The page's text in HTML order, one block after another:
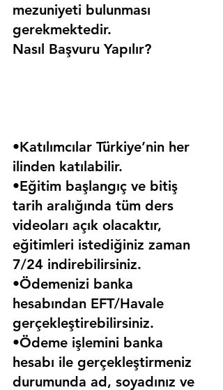
mezuniyeti bulunması
gerekmektedir.
Nasıl Başvuru Yapılır?
•Katılımcılar Türkiye’nin her
ilinden katılabilir.
•Eğitim başlangıç ve bitiş
tarih aralığında tüm ders
videoları açık olacaktır,
eğitimleri istediğiniz zaman
7/24 indirebilirsiniz.
•Ödemenizi banka
hesabından EFT/Havale
gerçekleştirebilirsiniz.
•Ödeme işlemini banka
hesabı ile gerçekleştirmeniz
durumunda ad, soyadınız ve